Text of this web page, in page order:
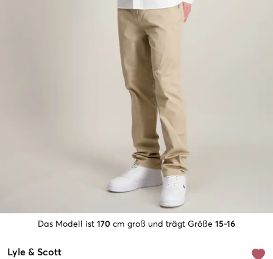
Das Modell ist 170 cm groß und trägt Größe 15-16
Lyle & Scott